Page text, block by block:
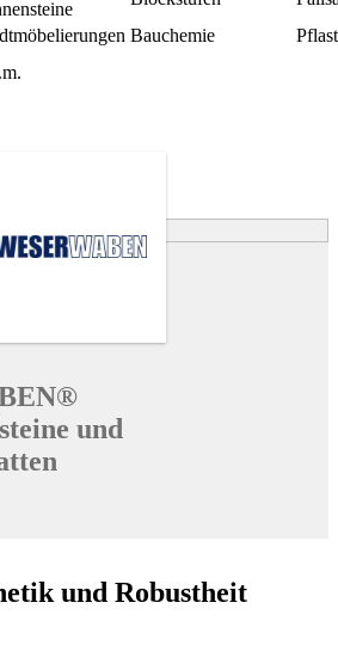
Bauchemie
Werk GmbH WESERWABEN
und
und Robustheit